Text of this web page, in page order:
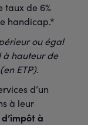
taux de 6%
handicap.*
ou égal
à hauteur de
ETP).
d’un
à leur
à